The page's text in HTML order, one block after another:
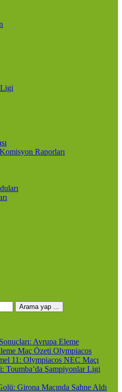
Raporları
Arama yap ...
Avrupa Eleme
Maç Özeti Olympiacos
11: Olympiacos NEC Maçı
Toumba’da Şampiyonlar Ligi
Girona Maçında Sahne Aldı